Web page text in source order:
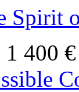
Spirit
1 400 €